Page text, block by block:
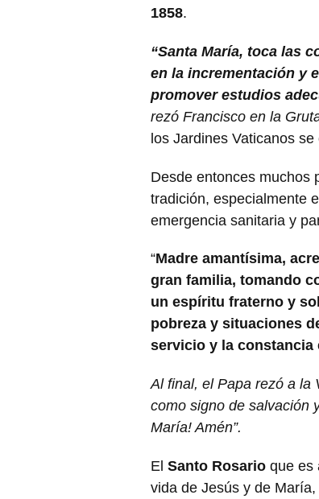
1858.
“Santa María, toca las
en la incrementación y
promover estudios
rezó Francisco en la
los Jardines Vaticanos
Desde entonces muchos
tradición, especialmente
emergencia sanitaria y
“Madre amantísima,
gran familia, tomando
un espíritu fraterno y
pobreza y situaciones
servicio y la constancia
Al final, el Papa rezó a la
como signo de salvación
María! Amén”.
El Santo Rosario que es
vida de Jesús y de